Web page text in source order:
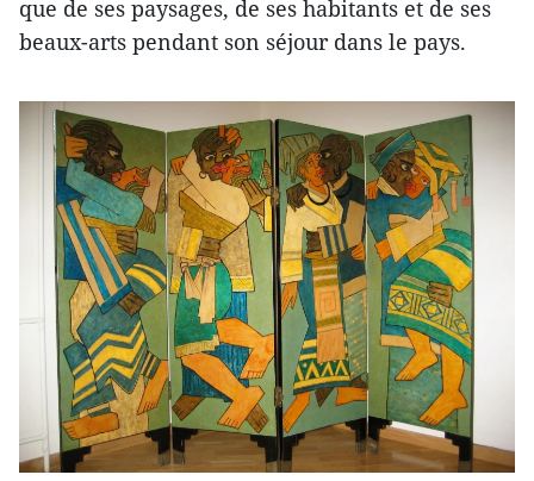
que de ses paysages, de ses habitants et de ses
beaux-arts pendant son séjour dans le pays.